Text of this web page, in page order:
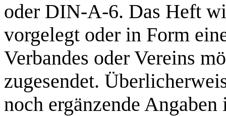
oder DIN-A-6. Das Heft
vorgelegt oder in Form
Verbandes oder Vereins
zugesendet.
noch ergänzende